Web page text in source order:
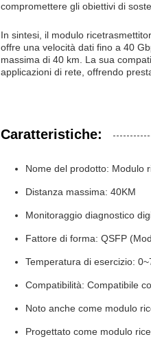
compromettere gli obiettivi di
In sintesi, il modulo
offre una velocità dati fino a 40
massima di 40 km. La sua
applicazioni di rete, offrendo
Caratteristiche:
Nome del prodotto: Modulo
Distanza massima: 40KM
Monitoraggio diagnostico
Fattore di forma: QSFP
Temperatura di esercizio:
Compatibilità: Compatibile
Noto anche come modulo
Progettato come modulo